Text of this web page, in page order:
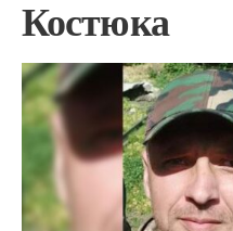
Костюка